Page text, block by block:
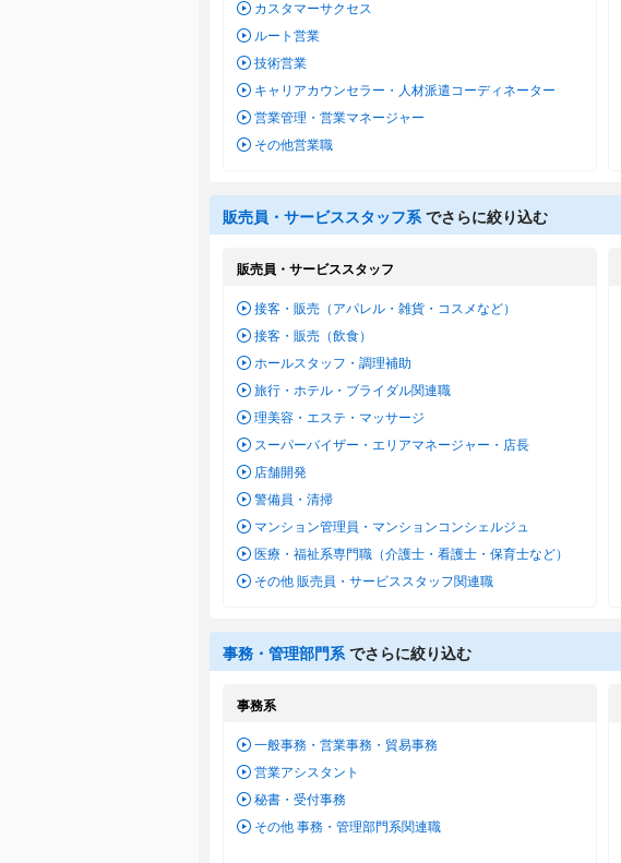
カスタマーサクセス
ルート営業
技術営業
キャリアカウンセラー・人材派遣コーディネーター
営業管理・営業マネージャー
その他営業職
販売員・サービススタッフ系 でさらに絞り込む
販売員・サービススタッフ
接客・販売（アパレル・雑貨・コスメなど）
接客・販売（飲食）
ホールスタッフ・調理補助
旅行・ホテル・ブライダル関連職
理美容・エステ・マッサージ
スーパーバイザー・エリアマネージャー・店長
店舗開発
警備員・清掃
マンション管理員・マンションコンシェルジュ
医療・福祉系専門職（介護士・看護士・保育士など）
その他 販売員・サービススタッフ関連職
事務・管理部門系 でさらに絞り込む
事務系
一般事務・営業事務・貿易事務
営業アシスタント
秘書・受付事務
その他 事務・管理部門系関連職